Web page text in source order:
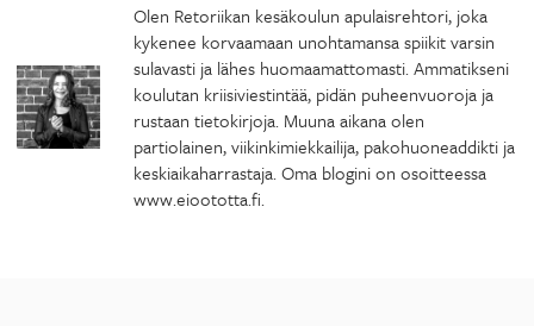
Olen Retoriikan kesäkoulun apulaisrehtori, joka
kykenee korvaamaan unohtamansa spiikit varsin
sulavasti ja lähes huomaamattomasti. Ammatikseni
koulutan kriisiviestintää, pidän puheenvuoroja ja
rustaan tietokirjoja. Muuna aikana olen
partiolainen, viikinkimiekkailija, pakohuoneaddikti ja
keskiaikaharrastaja. Oma blogini on osoitteessa
www.eioototta.fi.